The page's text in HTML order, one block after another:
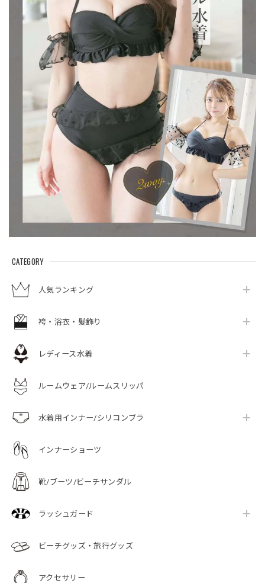
CATEGORY
人気ランキング
袴・浴衣・髪飾り
レディース水着
ルームウェア/ルームスリッパ
水着用インナー/シリコンブラ
インナーショーツ
靴/ブーツ/ビーチサンダル
ラッシュガード
ビーチグッズ・旅行グッズ
アクセサリー